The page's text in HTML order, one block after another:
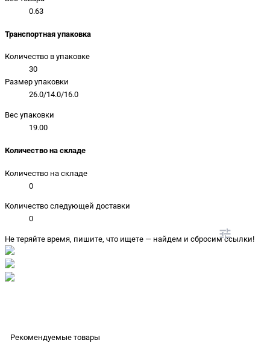
0.63
Транспортная упаковка
Количество в упаковке
30
Размер упаковки
26.0/14.0/16.0
Вес упаковки
19.00
Количество на складе
Количество на складе
0
Количество следующей доставки
0
Не теряйте время, пишите, что ищете — найдем и сбросим ссылки!
Рекомендуемые товары